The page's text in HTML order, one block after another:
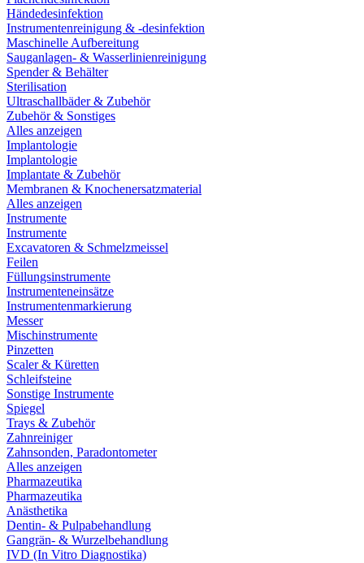
Händedesinfektion
Instrumentenreinigung & -desinfektion
Maschinelle Aufbereitung
Sauganlagen- & Wasserlinienreinigung
Spender & Behälter
Sterilisation
Ultraschallbäder & Zubehör
Zubehör & Sonstiges
Alles anzeigen
Implantologie
Implantologie
Implantate & Zubehör
Membranen & Knochenersatzmaterial
Alles anzeigen
Instrumente
Instrumente
Excavatoren & Schmelzmeissel
Feilen
Füllungsinstrumente
Instrumenteneinsätze
Instrumentenmarkierung
Messer
Mischinstrumente
Pinzetten
Scaler & Küretten
Schleifsteine
Sonstige Instrumente
Spiegel
Trays & Zubehör
Zahnreiniger
Zahnsonden, Paradontometer
Alles anzeigen
Pharmazeutika
Pharmazeutika
Anästhetika
Dentin- & Pulpabehandlung
Gangrän- & Wurzelbehandlung
IVD (In Vitro Diagnostika)